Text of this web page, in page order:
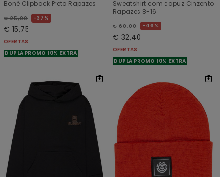
Boné Clipback Preto Rapazes
€ 25,00 37%
€ 15,75
OFERTAS
DUPLA PROMO 10% EXTRA
Sweatshirt com capuz Cinzento
Rapazes 8-16
€ 60,00 46%
€ 32,40
OFERTAS
DUPLA PROMO 10% EXTRA